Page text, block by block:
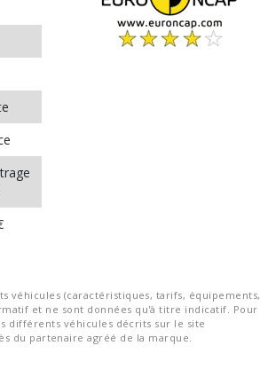
véhicules (caractéristiques, tarifs, équipements,
et ne sont données qu'à titre indicatif. Pour
différents véhicules décrits sur le site
du partenaire agréé de la marque.